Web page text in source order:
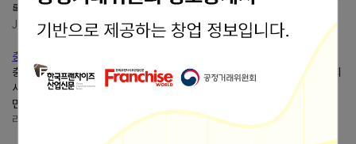
록입니다. 회사명 공장주소(지번)...
J경제인사이트
https://jungshjoa.tistory.com/
충청북도, 음성군, 기업체 주소록, - 2
충청북도, 음성군, 기업체 주소록, - 2 no 회사명 단지명 생산품 주소 업종 회
사 전화번호 팩스번호 1001 극동산전(주) 에나멜,동선 충청북도 음성군 생극
면 신양리 75-5 기타 절연선 및...
리치캣의 현재 그리고 미래
https://richcat.tistory.com/